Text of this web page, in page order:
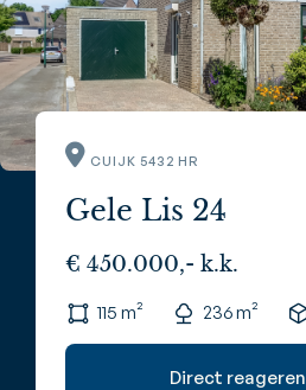
CUIJK 5432 HR
Gele Lis 24
€ 450.000,- k.k.
115 m² 236 m²
Direct reageren